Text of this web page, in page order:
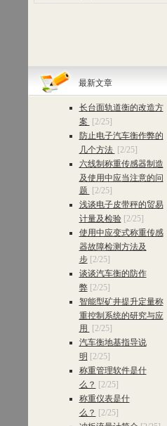
最新文章
长台面轨道衡的改造方
案
[2/25]
防止电子汽车衡作弊的
几个方法 [2/25]
六线制称重传感器制造
及使用中应当注意的问
题
[2/25]
浅谈电子皮带秤的贸易
计量及检验 [2/25]
使用中应变式称重传感
器故障检测方法及
步 [2/25]
谈谈汽车衡的防作
弊 [2/25]
智能型矿井提升定量称
重控制系统的研究与应
用
[2/25]
汽车衡地基指导说
明 [2/25]
称重管理软件是什
么？ [2/25]
称重仪表是什
么？ [2/25]